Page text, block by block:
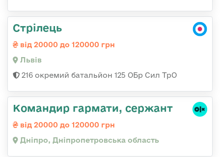
Стрілець
від 20000 до 120000 грн
Львів
216 окремий батальйон 125 ОБр Сил ТрО
Командир гармати, сержант
від 20000 до 120000 грн
Дніпро, Дніпропетровська область